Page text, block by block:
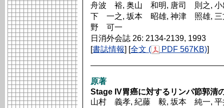
舟波 裕, 奥山 和明, 唐司 則之,
下 一之, 坂本 昭雄, 神津 照雄,
野 可一
日消外会誌 26: 2134-2139, 1993
[書誌情報] [全文 ( PDF 567KB)]
原著
Stage IV胃癌に対するリンパ節郭清
山村 義孝, 紀藤 毅, 坂本 純一,